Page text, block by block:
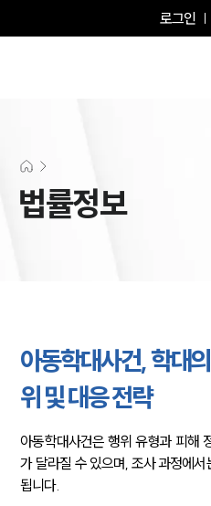
로그인
법률정보
아동학대사건, 학대
위 및 대응 전략
아동학대사건은 행위 유형과 피해
가 달라질 수 있으며, 조사 과정에
됩니다.